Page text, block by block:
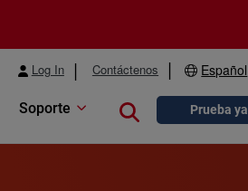
Log In Contáctenos Español
Soporte Close searchPrueba ya